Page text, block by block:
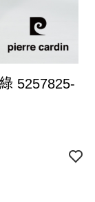
5257825-